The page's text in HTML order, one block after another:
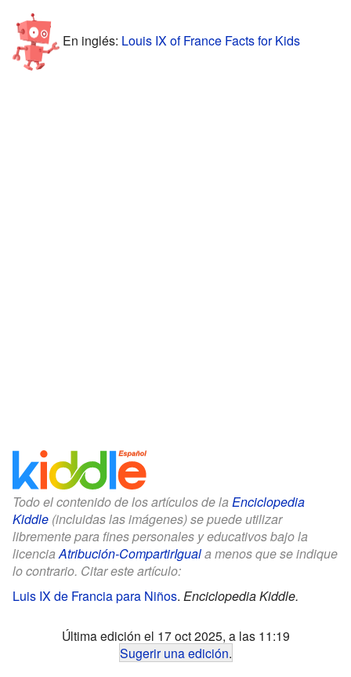
En inglés: Louis IX of France Facts for Kids
Todo el contenido de los artículos de la Enciclopedia
Kiddle (incluidas las imágenes) se puede utilizar
libremente para fines personales y educativos bajo la
licenciaAtribución-CompartirIguala menos que se indique
lo contrario. Citar este artículo:
Luis IX de Francia para Niños. Enciclopedia Kiddle.
Última edición el 17 oct 2025, a las 11:19
Sugerir una edición.